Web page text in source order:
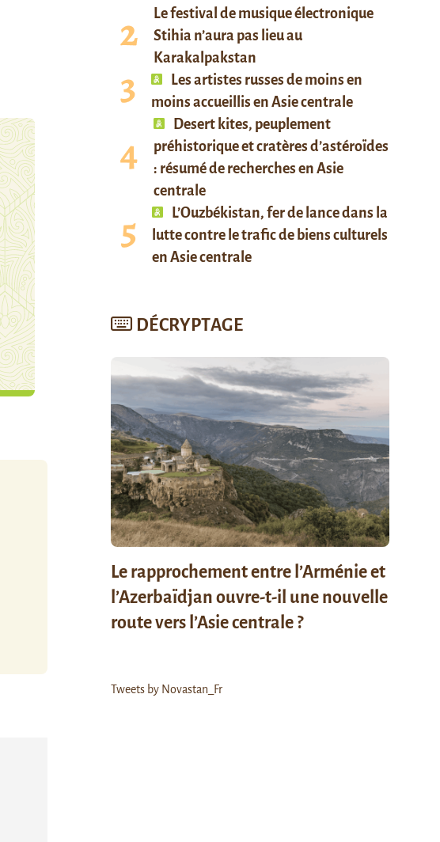
Le festival de musique électronique
Stihia n’aura pas lieu au
Karakalpakstan
Les artistes russes de moins en
moins accueillis en Asie centrale
Desert kites, peuplement
préhistorique et cratères d’astéroïdes
: résumé de recherches en Asie
centrale
L’Ouzbékistan, fer de lance dans la
lutte contre le trafic de biens culturels
en Asie centrale
DÉCRYPTAGE
Le rapprochement entre l’Arménie et
l’Azerbaïdjan ouvre-t-il une nouvelle
route vers l’Asie centrale ?
Tweets by Novastan_Fr